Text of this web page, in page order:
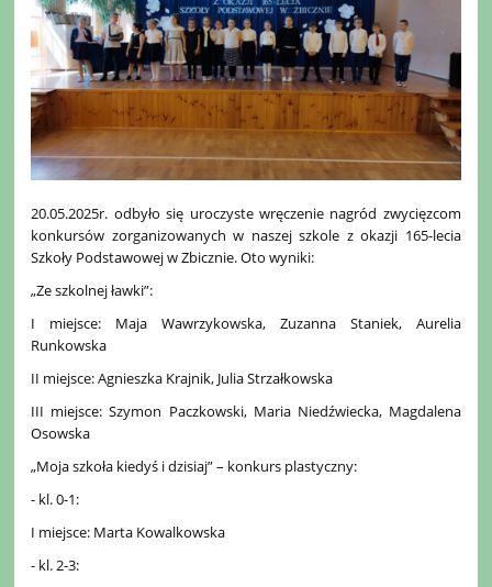
20.05.2025r. odbyło się uroczyste wręczenie nagród zwycięzcom
konkursów zorganizowanych w naszej szkole z okazji 165-lecia
Szkoły Podstawowej w Zbicznie. Oto wyniki:
„Ze szkolnej ławki”:
I miejsce: Maja Wawrzykowska, Zuzanna Staniek, Aurelia
Runkowska
II miejsce: Agnieszka Krajnik, Julia Strzałkowska
III miejsce: Szymon Paczkowski, Maria Niedźwiecka, Magdalena
Osowska
„Moja szkoła kiedyś i dzisiaj” – konkurs plastyczny:
- kl. 0-1:
I miejsce: Marta Kowalkowska
- kl. 2-3: